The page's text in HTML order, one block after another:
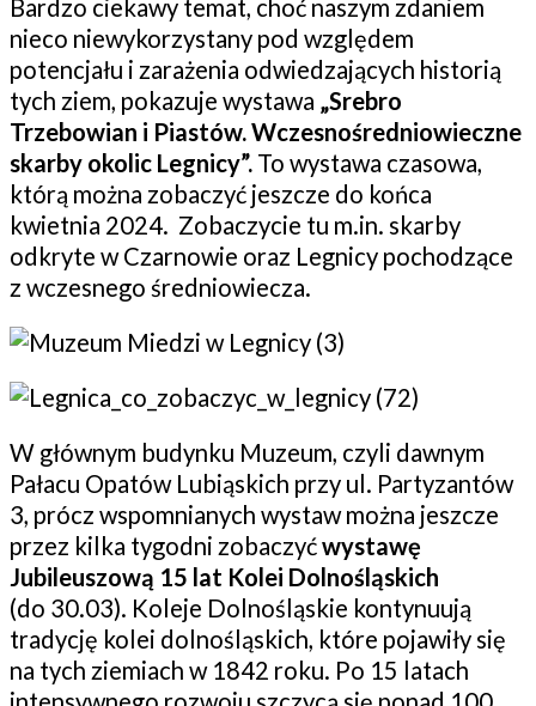
Bardzo ciekawy temat, choć naszym zdaniem
nieco niewykorzystany pod względem
potencjału i zarażenia odwiedzających historią
tych ziem, pokazuje wystawa „Srebro
Trzebowian i Piastów. Wczesnośredniowieczne
skarby okolic Legnicy”. To wystawa czasowa,
którą można zobaczyć jeszcze do końca
kwietnia 2024. Zobaczycie tu m.in. skarby
odkryte w Czarnowie oraz Legnicy pochodzące
z wczesnego średniowiecza.
W głównym budynku Muzeum, czyli dawnym
Pałacu Opatów Lubiąskich przy ul. Partyzantów
3, prócz wspomnianych wystaw można jeszcze
przez kilka tygodni zobaczyćwystawę
Jubileuszową 15 lat Kolei Dolnośląskich
(do 30.03). Koleje Dolnośląskie kontynuują
tradycję kolei dolnośląskich, które pojawiły się
na tych ziemiach w 1842 roku. Po 15 latach